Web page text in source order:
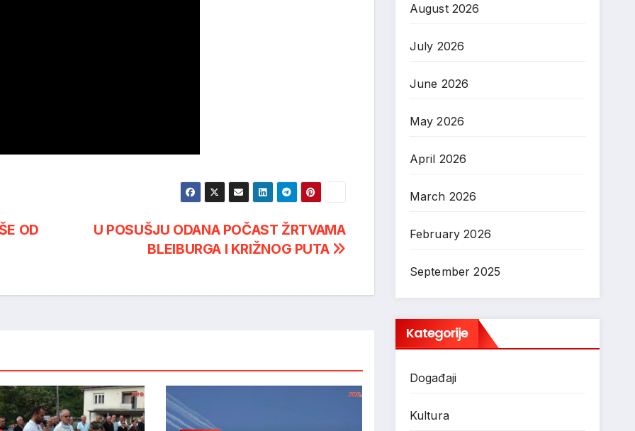
U POSUŠJU ODANA POČAST ŽRTVAMA
BLEIBURGA I KRIŽNOG PUTA
OD
August 2026
July 2026
June 2026
May 2026
April 2026
March 2026
February 2026
September 2025
Kategorije
Događaji
Kultura